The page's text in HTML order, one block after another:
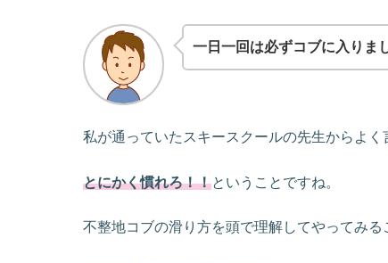
一日一回は必ずコブに入りま
私が通っていたスキースクールの先生からよく
とにかく慣れろ！！ということですね。
不整地コブの滑り方を頭で理解してやってみ